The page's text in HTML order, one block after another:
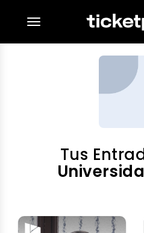
desplegar navegación
Tus